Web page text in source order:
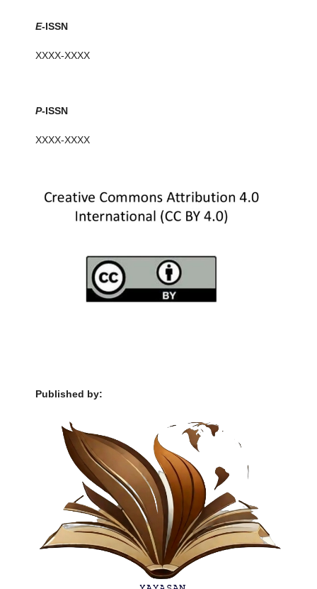
E-ISSN
XXXX-XXXX
P-ISSN
XXXX-XXXX
Published by: